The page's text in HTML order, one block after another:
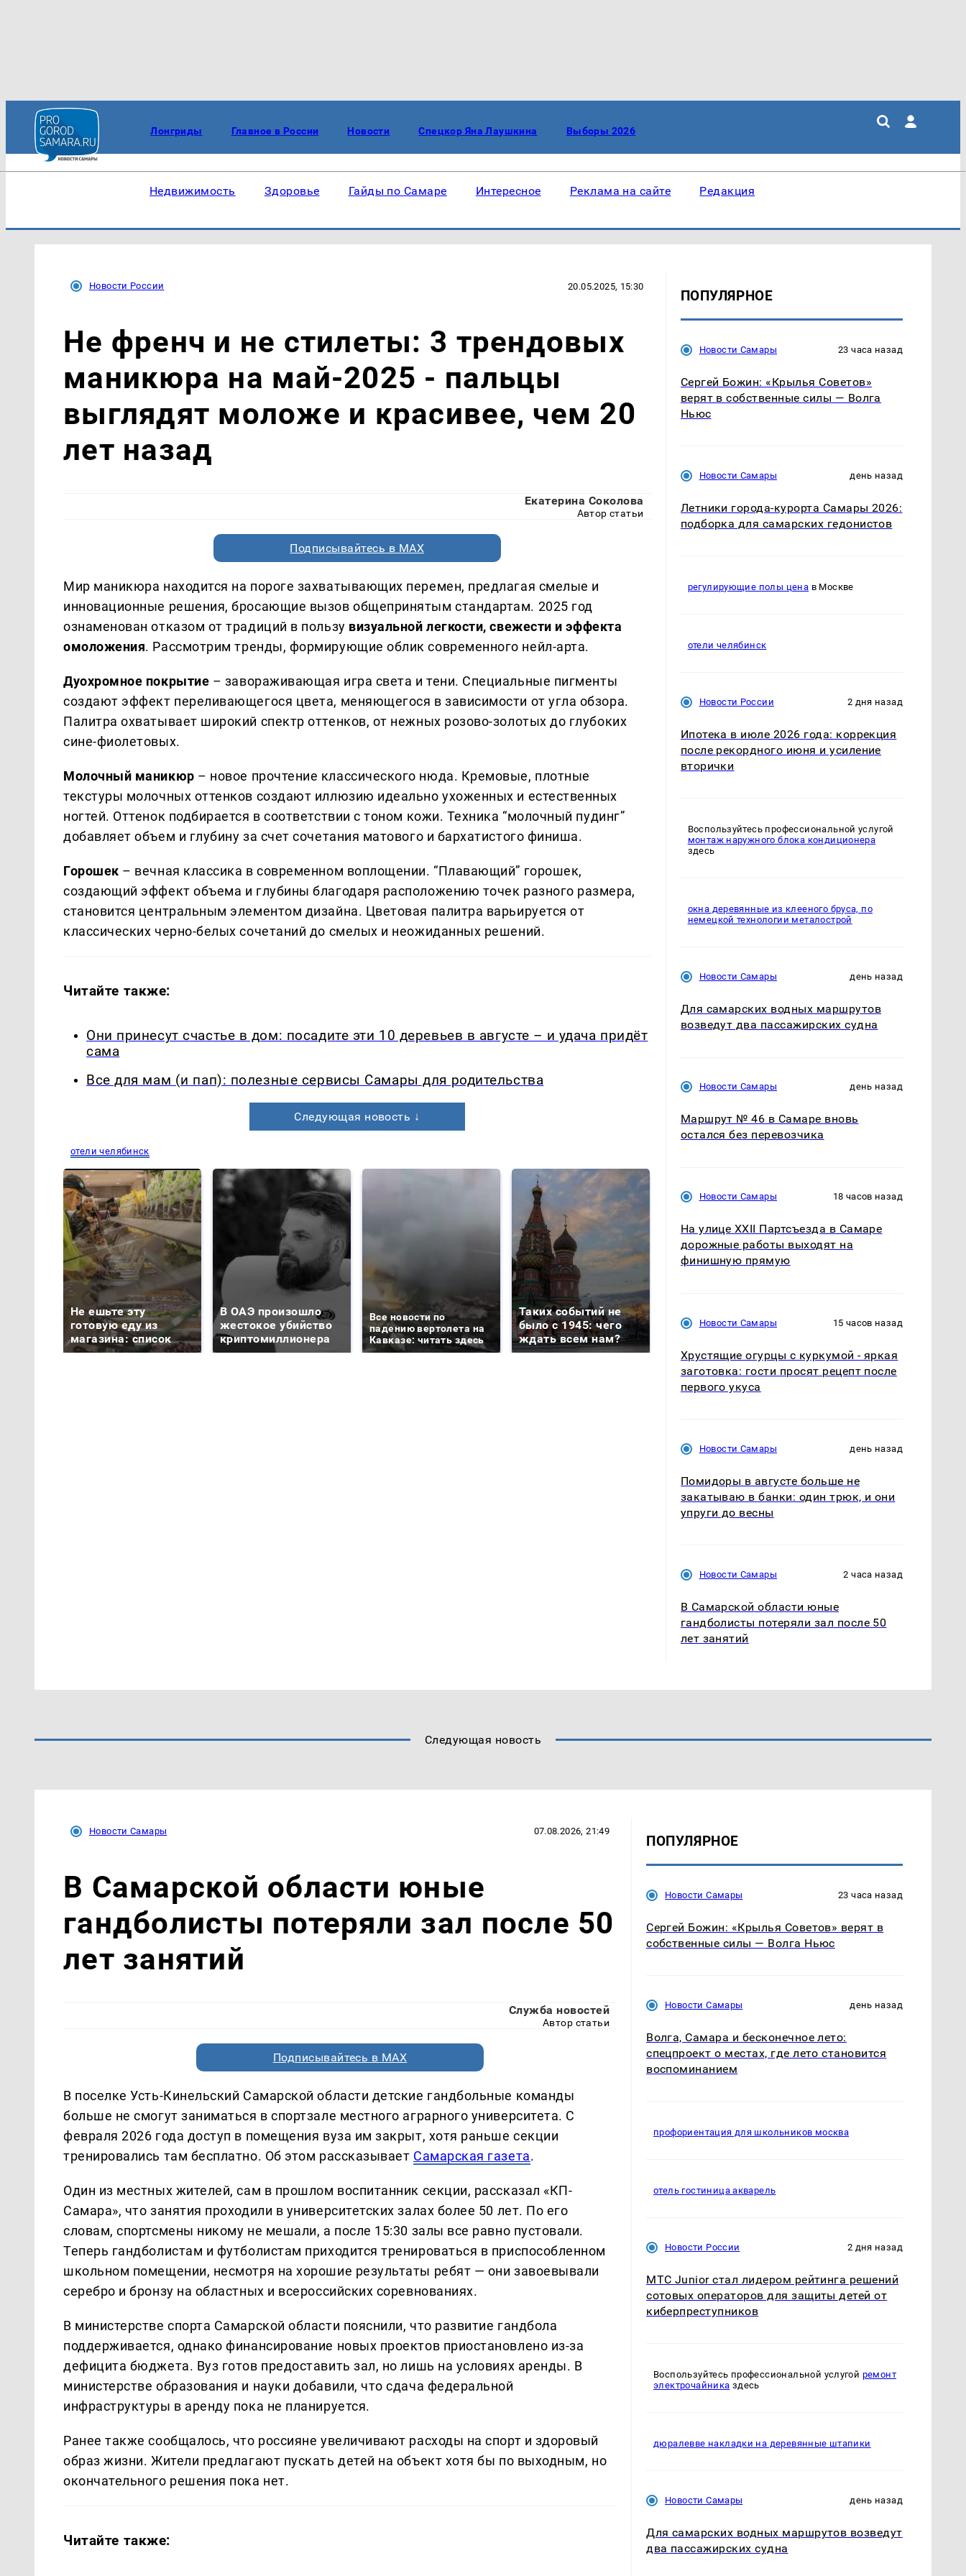
Лонгриды Главное в России Новости Спецкор Яна Лаушкина Выборы 2026
Недвижимость Здоровье Гайды по Самаре Интересное Реклама на сайте Редакция
Новости России 20.05.2025, 15:30
Не френч и не стилеты: 3 трендовых
маникюра на май-2025 - пальцы
выглядят моложе и красивее, чем 20
лет назад
Екатерина Соколова
Автор статьи
Подписывайтесь в MAX
Мир маникюра находится на пороге захватывающих перемен, предлагая смелые и
инновационные решения, бросающие вызов общепринятым стандартам. 2025 год
ознаменован отказом от традиций в пользу визуальной легкости, свежести и эффекта
омоложения. Рассмотрим тренды, формирующие облик современного нейл-арта.
Дуохромное покрытие – завораживающая игра света и тени. Специальные пигменты
создают эффект переливающегося цвета, меняющегося в зависимости от угла обзора.
Палитра охватывает широкий спектр оттенков, от нежных розово-золотых до глубоких
сине-фиолетовых.
Молочный маникюр – новое прочтение классического нюда. Кремовые, плотные
текстуры молочных оттенков создают иллюзию идеально ухоженных и естественных
ногтей. Оттенок подбирается в соответствии с тоном кожи. Техника “молочный пудинг”
добавляет объем и глубину за счет сочетания матового и бархатистого финиша.
Горошек – вечная классика в современном воплощении. “Плавающий” горошек,
создающий эффект объема и глубины благодаря расположению точек разного размера,
становится центральным элементом дизайна. Цветовая палитра варьируется от
классических черно-белых сочетаний до смелых и неожиданных решений.
Читайте также:
Они принесут счастье в дом: посадите эти 10 деревьев в августе – и удача придёт
сама
Все для мам (и пап): полезные сервисы Самары для родительства
Следующая новость ↓
отели челябинск
Не ешьте эту
готовую еду из
магазина: список
В ОАЭ произошло
жестокое убийство
криптомиллионера
Все новости по
падению вертолета на
Кавказе: читать здесь
Таких событий не
было с 1945: чего
ждать всем нам?
В магазинах России
ажиотаж из-за этого
машину напали и
ПОПУЛЯРНОЕ
Новости Самары 23 часа назад
Сергей Божин: «Крылья Советов»
верят в собственные силы — Волга
Ньюс
Новости Самары день назад
Летники города-курорта Самары 2026:
подборка для самарских гедонистов
регулирующие полы цена в Москве
отели челябинск
Новости России 2 дня назад
Ипотека в июле 2026 года: коррекция
после рекордного июня и усиление
вторички
Воспользуйтесь профессиональной услугой
монтаж наружного блока кондиционера
здесь
окна деревянные из клееного бруса, по
немецкой технологии металострой
Новости Самары день назад
Для самарских водных маршрутов
возведут два пассажирских судна
Новости Самары день назад
Маршрут № 46 в Самаре вновь
остался без перевозчика
Новости Самары 18 часов назад
На улице XXII Партсъезда в Самаре
дорожные работы выходят на
финишную прямую
Новости Самары 15 часов назад
Хрустящие огурцы с куркумой - яркая
заготовка: гости просят рецепт после
первого укуса
Новости Самары день назад
Помидоры в августе больше не
закатываю в банки: один трюк, и они
упруги до весны
Новости Самары 2 часа назад
В Самарской области юные
гандболисты потеряли зал после 50
лет занятий
Следующая новость
Новости Самары 07.08.2026, 21:49
В Самарской области юные
гандболисты потеряли зал после 50
лет занятий
Служба новостей
Автор статьи
Подписывайтесь в MAX
В поселке Усть-Кинельский Самарской области детские гандбольные команды
больше не смогут заниматься в спортзале местного аграрного университета. С
февраля 2026 года доступ в помещения вуза им закрыт, хотя раньше секции
тренировались там бесплатно. Об этом рассказывает Самарская газета.
Один из местных жителей, сам в прошлом воспитанник секции, рассказал «КП-
Самара», что занятия проходили в университетских залах более 50 лет. По его
словам, спортсмены никому не мешали, а после 15:30 залы все равно пустовали.
Теперь гандболистам и футболистам приходится тренироваться в приспособленном
школьном помещении, несмотря на хорошие результаты ребят — они завоевывали
серебро и бронзу на областных и всероссийских соревнованиях.
В министерстве спорта Самарской области пояснили, что развитие гандбола
поддерживается, однако финансирование новых проектов приостановлено из-за
дефицита бюджета. Вуз готов предоставить зал, но лишь на условиях аренды. В
министерстве образования и науки добавили, что сдача федеральной
инфраструктуры в аренду пока не планируется.
Ранее также сообщалось, что россияне увеличивают расходы на спорт и здоровый
образ жизни. Жители предлагают пускать детей на объект хотя бы по выходным, но
окончательного решения пока нет.
Читайте также:
ПОПУЛЯРНОЕ
Новости Самары 23 часа назад
Сергей Божин: «Крылья Советов» верят в
собственные силы — Волга Ньюс
Новости Самары день назад
Волга, Самара и бесконечное лето:
спецпроект о местах, где лето становится
воспоминанием
профориентация для школьников москва
отель гостиница акварель
Новости России 2 дня назад
МТС Junior стал лидером рейтинга решений
сотовых операторов для защиты детей от
киберпреступников
Воспользуйтесь профессиональной услугой ремонт
электрочайника здесь
дюралевве накладки на деревянные штапики
Новости Самары день назад
Для самарских водных маршрутов возведут
два пассажирских судна